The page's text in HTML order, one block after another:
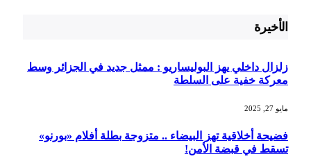
الأخيرة
زلزال داخلي يهز البوليساريو : ممثل جديد في الجزائر وسط
معركة خفية على السلطة
مايو 27, 2025
فضيحة أخلاقية تهز البيضاء .. متزوجة بطلة أفلام «بورنو»
تسقط في قبضة الأمن!